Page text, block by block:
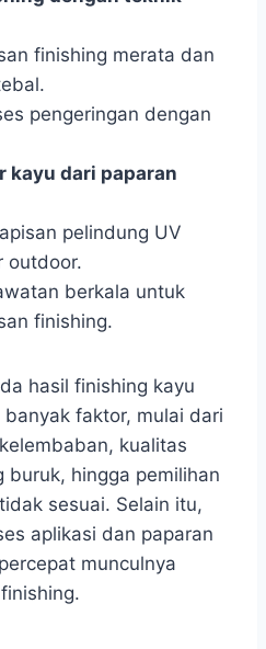
finishing merata dan
pengeringan dengan
dari paparan
pelindung UV
outdoor.
berkala untuk
finishing.
hasil finishing kayu
faktor, mulai dari
kualitas
buruk, hingga pemilihan
sesuai. Selain itu,
aplikasi dan paparan
munculnya